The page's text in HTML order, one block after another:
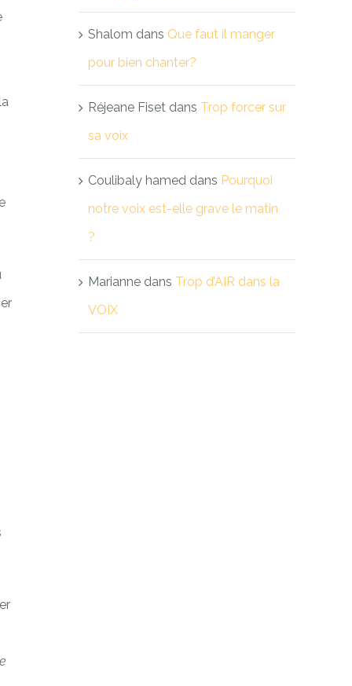
Shalom dans Que faut il manger
pour bien chanter?
Réjeane Fiset dans Trop forcer sur
sa voix
Coulibaly hamed dans Pourquoi
notre voix est-elle grave le matin
?
Marianne dans Trop d’AIR dans la
VOIX